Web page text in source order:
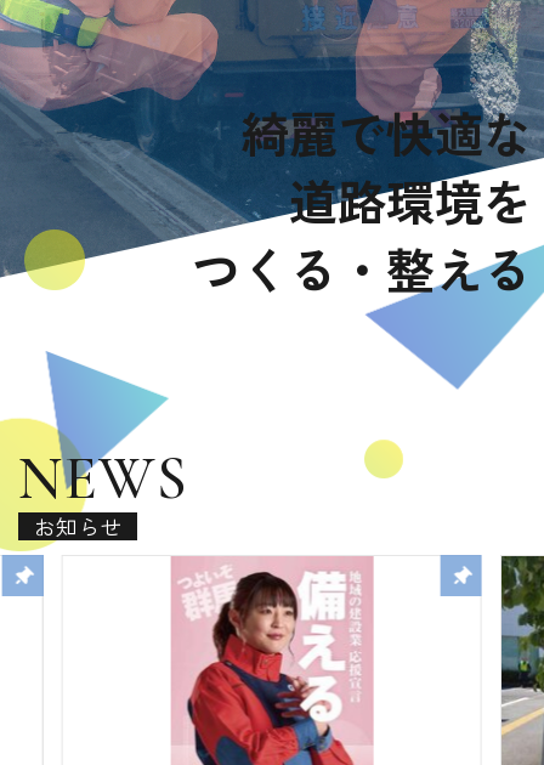
綺麗で快適な
道路環境を
つくる・整える
NEWS
お知らせ